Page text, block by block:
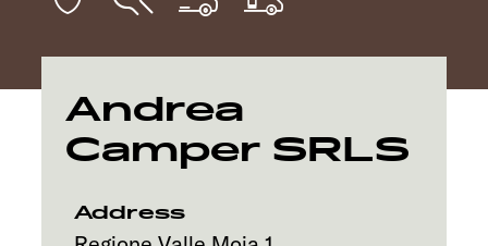
Vind jouw Sunlight
Ontdek
Andrea
Camper SRLS
Address